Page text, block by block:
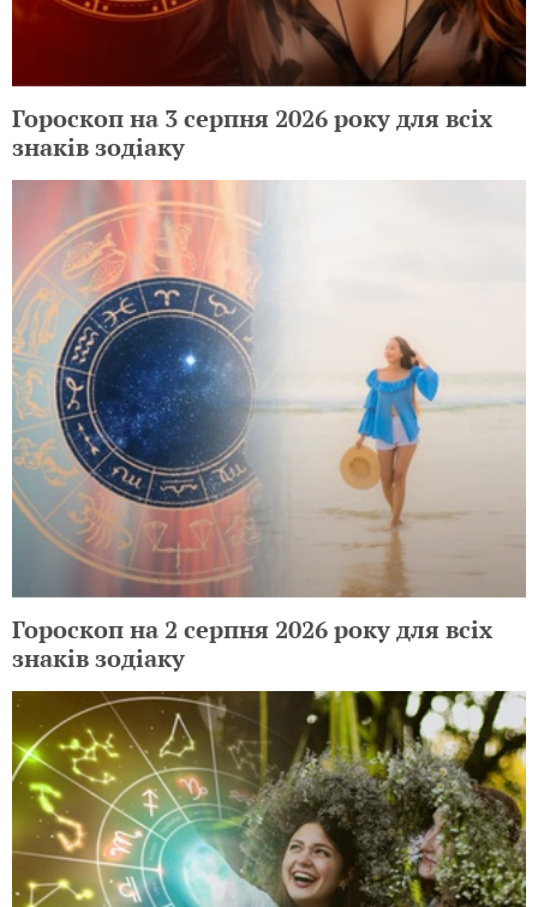
Гороскоп на 3 серпня 2026 року для всіх
знаків зодіаку
Гороскоп на 2 серпня 2026 року для всіх
знаків зодіаку